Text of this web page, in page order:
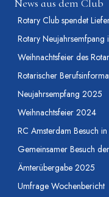
News aus dem Club
Rotary Club spendet
Rotary Neujahrsemfpang
Weihnachtsfeier des
Rotarischer
Neujahrsempfang 2025
Weihnachtsfeier 2024
RC Amsterdam Besuch
Gemeinsamer Besuch
Ämterübergabe 2025
Umfrage Wochenbericht